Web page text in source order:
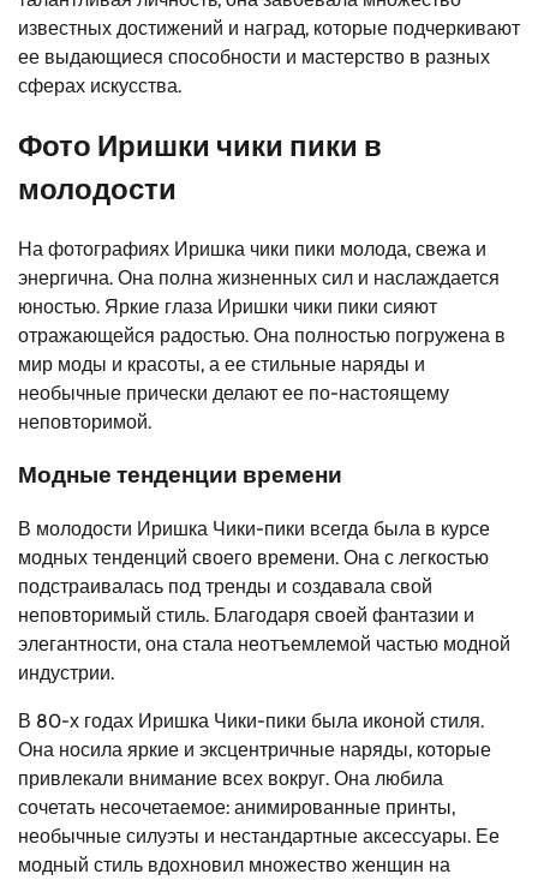
известных достижений и наград, которые подчеркивают
ее выдающиеся способности и мастерство в разных
сферах искусства.
Фото Иришки чики пики в
молодости
На фотографиях Иришка чики пики молода, свежа и
энергична. Она полна жизненных сил и наслаждается
юностью. Яркие глаза Иришки чики пики сияют
отражающейся радостью. Она полностью погружена в
мир моды и красоты, а ее стильные наряды и
необычные прически делают ее по-настоящему
неповторимой.
Модные тенденции времени
В молодости Иришка Чики-пики всегда была в курсе
модных тенденций своего времени. Она с легкостью
подстраивалась под тренды и создавала свой
неповторимый стиль. Благодаря своей фантазии и
элегантности, она стала неотъемлемой частью модной
индустрии.
В 80-х годах Иришка Чики-пики была иконой стиля.
Она носила яркие и эксцентричные наряды, которые
привлекали внимание всех вокруг. Она любила
сочетать несочетаемое: анимированные принты,
необычные силуэты и нестандартные аксессуары. Ее
модный стиль вдохновил множество женщин на